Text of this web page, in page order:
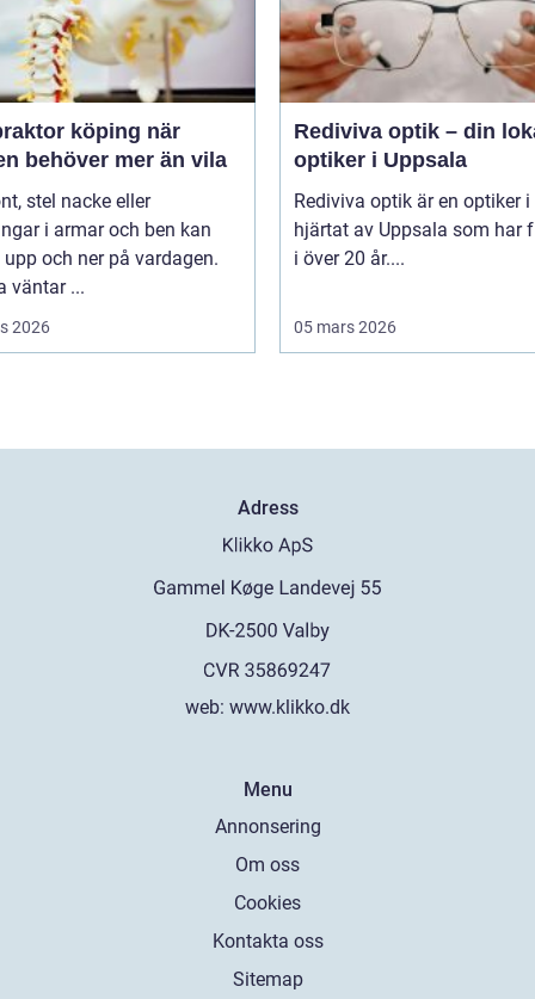
köping när
behöver mer än vila
stel nacke eller
i armar och ben kan
och ner på vardagen.
väntar ...
2026
Rediviva optik – din
optiker i Uppsala
Rediviva optik är en optiker i
hjärtat av Uppsala som har
i över 20 år....
05 mars 2026
Adress
web: www.klikko.dk
Menu
Annonsering
Om oss
Cookies
Kontakta oss
Sitemap